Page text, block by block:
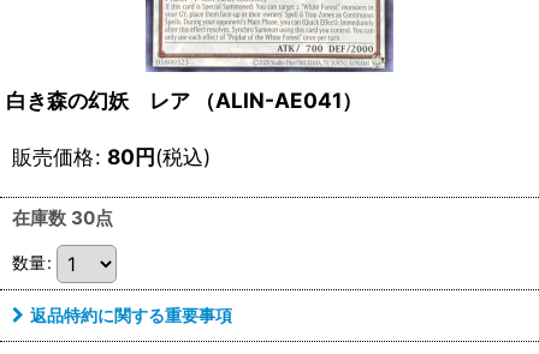
白き森の幻妖 レア （ALIN-AE041）
販売価格: 80円(税込)
在庫数 30点
数量:
返品特約に関する重要事項